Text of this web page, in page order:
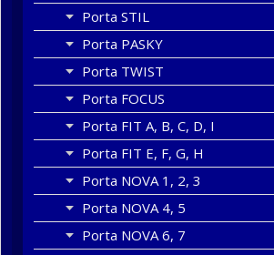
Porta STIL
Porta PASKY
Porta TWIST
Porta FOCUS
Porta FIT A, B, C, D, I
Porta FIT E, F, G, H
Porta NOVA 1, 2, 3
Porta NOVA 4, 5
Porta NOVA 6, 7